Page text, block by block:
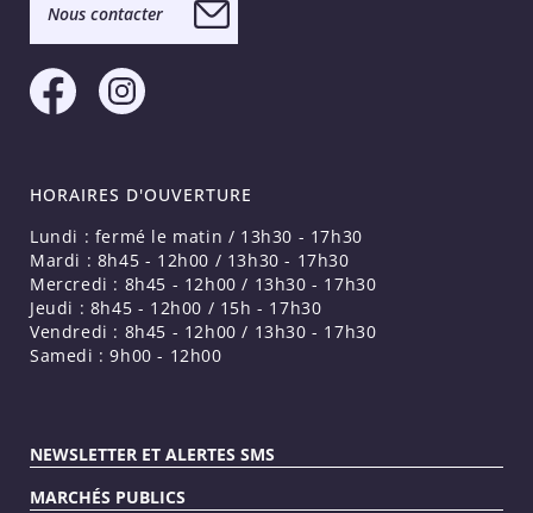
Nous contacter
HORAIRES D'OUVERTURE
Lundi : fermé le matin / 13h30 - 17h30
Mardi : 8h45 - 12h00 / 13h30 - 17h30
Mercredi : 8h45 - 12h00 / 13h30 - 17h30
Jeudi : 8h45 - 12h00 / 15h - 17h30
Vendredi : 8h45 - 12h00 / 13h30 - 17h30
Samedi : 9h00 - 12h00
NEWSLETTER ET ALERTES SMS
MARCHÉS PUBLICS